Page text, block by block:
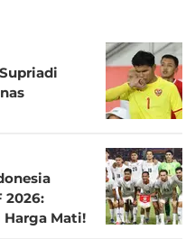
2026:
Harga Mati!